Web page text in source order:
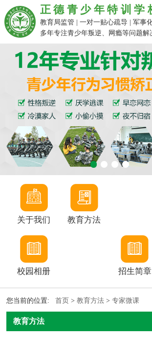
正德青少年特训学
教育局监管 | 一对一贴心疏导 | 军事
多年专注青少年叛逆、网瘾等问题解
关于我们 教育方法
校园相册 招生简章
您当前的位置:首页 >教育方法 >专家微课
教育方法